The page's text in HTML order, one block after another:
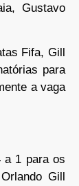
Gustavo
Fifa, Gill
para
a vaga
a 1 para os
Gill